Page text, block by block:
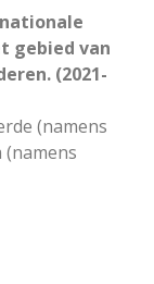
gebied van
(2021-
(namens
(namens